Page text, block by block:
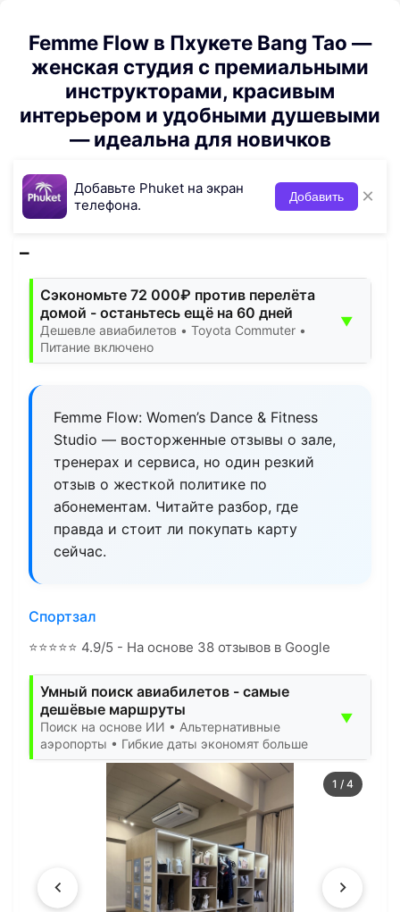
Femme Flow в Пхукете Bang Tao —
женская студия с премиальными
инструкторами, красивым
интерьером и удобными душевыми
— идеальна для новичков
Добавьте Phuket на экран
телефона.
Добавить ×
Сэкономьте 72 000₽ против перелёта
домой - останьтесь ещё на 60 дней
Дешевле авиабилетов • Toyota Commuter •
Питание включено
▼
Femme Flow: Women’s Dance & Fitness
Studio — восторженные отзывы о зале,
тренерах и сервиса, но один резкий
отзыв о жесткой политике по
абонементам. Читайте разбор, где
правда и стоит ли покупать карту
сейчас.
Спортзал
⭐⭐⭐⭐⭐ 4.9/5 - На основе 38 отзывов в Google
Умный поиск авиабилетов - самые
дешёвые маршруты
Поиск на основе ИИ • Альтернативные
аэропорты • Гибкие даты экономят больше
▼
1 / 4